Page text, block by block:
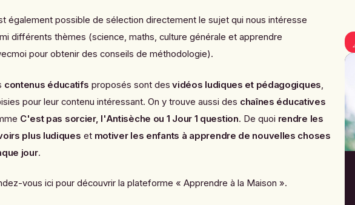
également possible de sélection directement le sujet qui nous intéresse
différents thèmes (science, maths, culture générale et apprendre
pour obtenir des conseils de méthodologie).
contenus éducatifs proposés sont des vidéos ludiques et pédagogiques,
pour leur contenu intéressant. On y trouve aussi des chaînes éducatives
C'est pas sorcier, l'Antisèche ou 1 Jour 1 question. De quoi rendre les
plus ludiques et motiver les enfants à apprendre de nouvelles choses
jour.
vous ici pour découvrir la plateforme « Apprendre à la Maison ».